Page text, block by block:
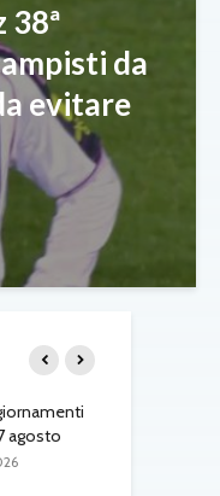
38ª
da
evitare
agosto